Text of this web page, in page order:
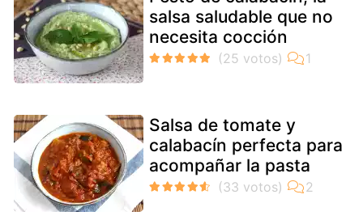
salsa saludable que no
necesita cocción
Salsa de tomate y
calabacín perfecta para
acompañar la pasta